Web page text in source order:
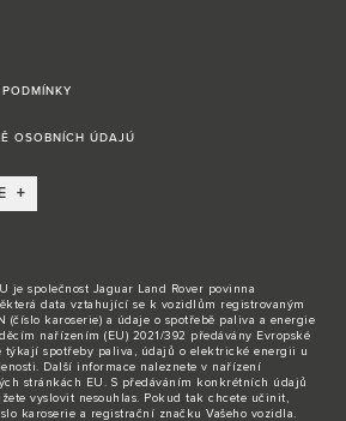
OSOBNÍCH ÚDAJÚ
je společnost Jaguar Land Rover povinna
data vztahující se k vozidlům registrovaným
(číslo karoserie) a údaje o spotřebě paliva a energie
nařízením (EU) 2021/392 předávány Evropské
týkají spotřeby paliva, údajů o elektrické energii u
Další informace naleznete v nařízení
stránkách EU. S předáváním konkrétních údajů
vyslovit nesouhlas. Pokud tak chcete učinit,
karoserie a registrační značku Vašeho vozidla.